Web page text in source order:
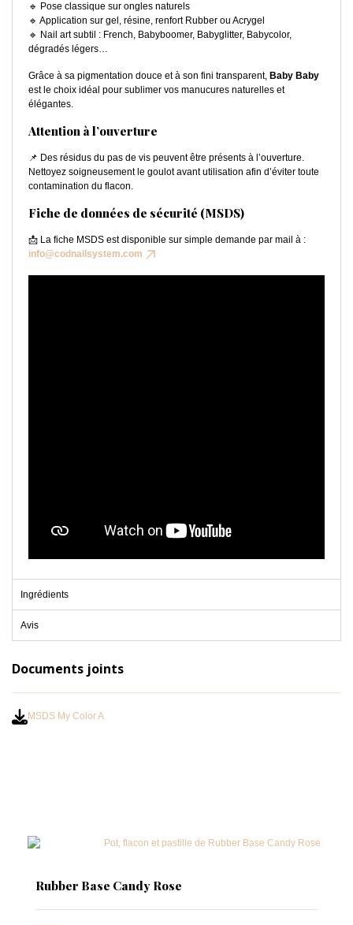
🔹 Pose classique sur ongles naturels
🔹 Application sur gel, résine, renfort Rubber ou Acrygel
🔹 Nail art subtil : French, Babyboomer, Babyglitter, Babycolor,
dégradés légers…
Grâce à sa pigmentation douce et à son fini transparent, Baby Baby
est le choix idéal pour sublimer vos manucures naturelles et
élégantes.
Attention à l’ouverture
📌 Des résidus du pas de vis peuvent être présents à l’ouverture.
Nettoyez soigneusement le goulot avant utilisation afin d’éviter toute
contamination du flacon.
Fiche de données de sécurité (MSDS)
📩 La fiche MSDS est disponible sur simple demande par mail à :
info@codnailsystem.com
Ingrédients
Avis
Documents joints
MSDS My Color A
Rubber Base Candy Rose